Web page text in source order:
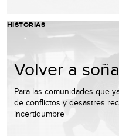
HISTORIAS
Volver a
Para las comunidades que
de conflictos y desastres
incertidumbre